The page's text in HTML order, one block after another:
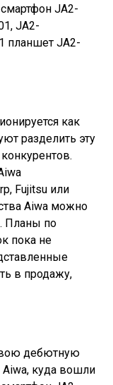
как
разделить эту
Fujitsu или
Aiwa можно
Планы по
пока не
в продажу,